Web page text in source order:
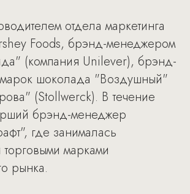
отдела маркетинга
Foods, брэнд-менеджером
(компания Unilever), брэнд-
шоколада "Воздушный"
(Stollwerck). В течение
брэнд-менеджер
где занималась
марками
рынка.